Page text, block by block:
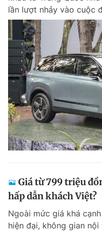
lần lượt nhảy vào cuộc
Giá từ 799 triệu
hấp dẫn khách Việt?
Ngoài mức giá khá
hiện đại, không gian